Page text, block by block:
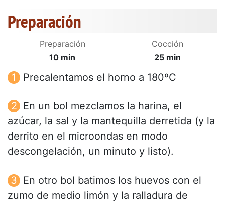
Preparación
Preparación
10 min
Cocción
25 min
Precalentamos el horno a 180ºC
En un bol mezclamos la harina, el
azúcar, la sal y la mantequilla derretida (y la
derrito en el microondas en modo
descongelación, un minuto y listo).
En otro bol batimos los huevos con el
zumo de medio limón y la ralladura de